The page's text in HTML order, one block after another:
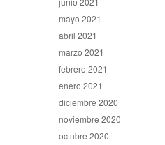
mayo 2021
abril 2021
marzo 2021
febrero 2021
enero 2021
diciembre 2020
noviembre 2020
octubre 2020